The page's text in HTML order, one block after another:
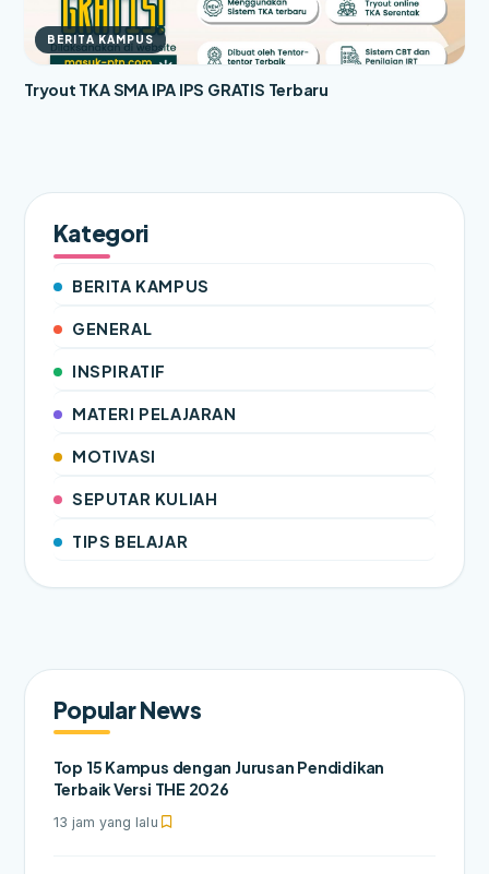
BERITA KAMPUS
Tryout TKA SMA IPA IPS GRATIS Terbaru
Kategori
BERITA KAMPUS
GENERAL
INSPIRATIF
MATERI PELAJARAN
MOTIVASI
SEPUTAR KULIAH
TIPS BELAJAR
Popular News
Top 15 Kampus dengan Jurusan Pendidikan
Terbaik Versi THE 2026
13 jam yang lalu